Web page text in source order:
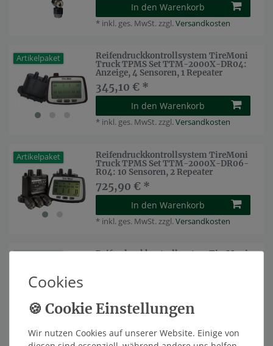
In den Warenkorb
* inkl. ges. MwSt.zzgl.Versandkosten
Artikelpaket
Reifendruckkontrollsystem TireMoni
Truck TPMS Set TTM-2000X-DR04:
Anzeige, 4 Sensoren, 1 Repeater
345,10 € *
In den Warenkorb
* inkl. ges. MwSt.zzgl.Versandkosten
Artikelpaket
Reifendruckkontrollsystem TireMoni
Truck TPMS Set TTM-2000X-DR06-
R04: 10 Sensoren, 2 Repeater
725,90 € *
In den Warenkorb
* inkl. ges. MwSt. zzgl.Versandkosten
Reifendruckkontrollsystem TireMoni
In den Warenkorb
zzgl.Versandkosten
Cookies
Wir nutzen Cookies auf unserer Website. Einige von